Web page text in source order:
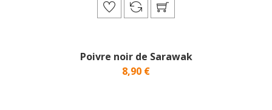
Poivre noir de Sarawak
8,90 €